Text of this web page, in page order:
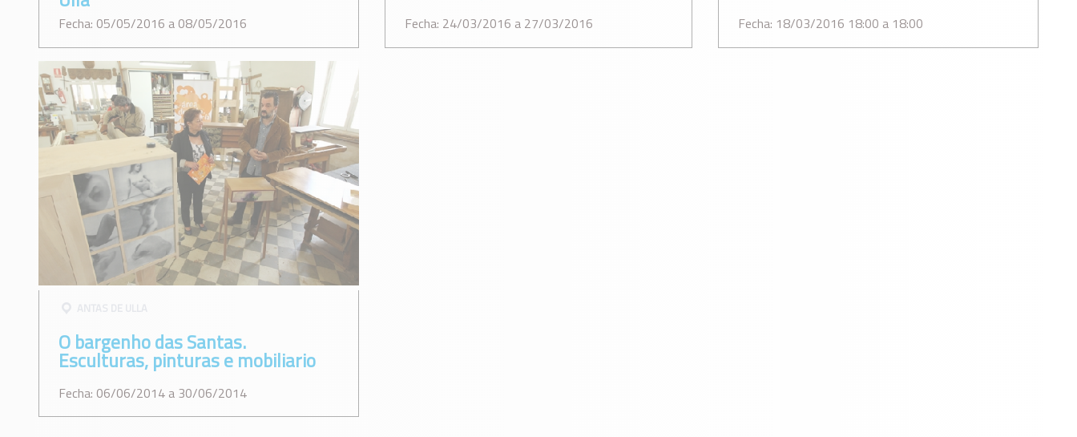
Fecha: 05/05/2016 a 08/05/2016 Fecha: 24/03/2016 a 27/03/2016 Fecha: 18/03/2016 18:00 a 18:00
O bargenho das Santas.
Esculturas, pinturas e mobiliario
Fecha: 06/06/2014 a 30/06/2014